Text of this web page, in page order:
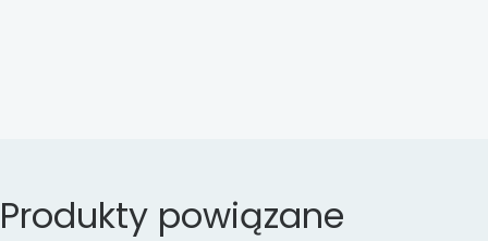
Produkty powiązane